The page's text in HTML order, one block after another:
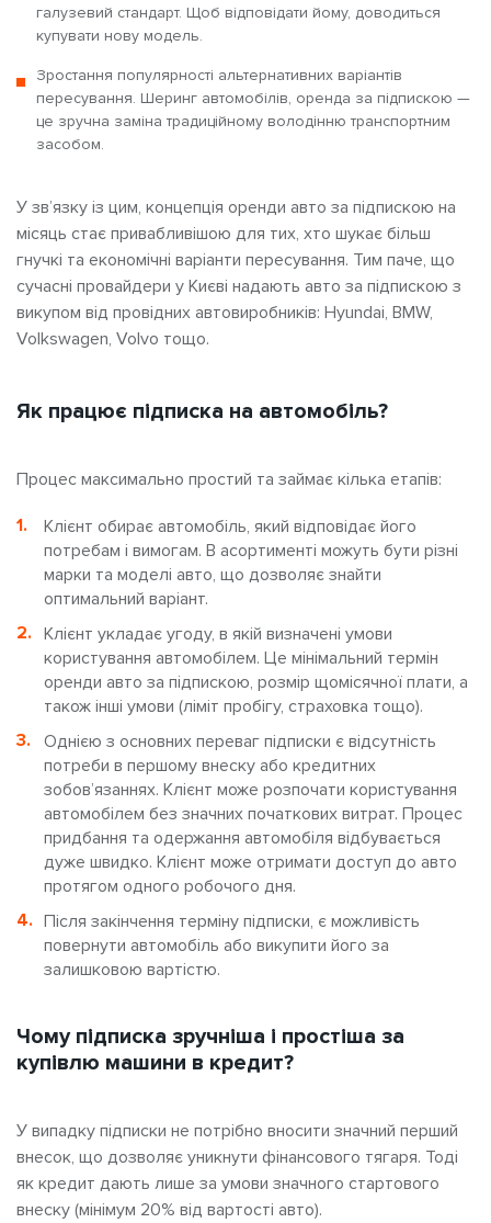
галузевий стандарт. Щоб відповідати йому, доводиться
купувати нову модель.
Зростання популярності альтернативних варіантів
пересування. Шеринг автомобілів, оренда за підпискою —
це зручна заміна традиційному володінню транспортним
засобом.
У зв’язку із цим, концепція оренди авто за підпискою на
місяць стає привабливішою для тих, хто шукає більш
гнучкі та економічні варіанти пересування. Тим паче, що
сучасні провайдери у Києві надають авто за підпискою з
викупом від провідних автовиробників: Hyundai, BMW,
Volkswagen, Volvo тощо.
Як працює підписка на автомобіль?
Процес максимально простий та займає кілька етапів:
Клієнт обирає автомобіль, який відповідає його
потребам і вимогам. В асортименті можуть бути різні
марки та моделі авто, що дозволяє знайти
оптимальний варіант.
Клієнт укладає угоду, в якій визначені умови
користування автомобілем. Це мінімальний термін
оренди авто за підпискою, розмір щомісячної плати, а
також інші умови (ліміт пробігу, страховка тощо).
Однією з основних переваг підписки є відсутність
потреби в першому внеску або кредитних
зобов’язаннях. Клієнт може розпочати користування
автомобілем без значних початкових витрат. Процес
придбання та одержання автомобіля відбувається
дуже швидко. Клієнт може отримати доступ до авто
протягом одного робочого дня.
Після закінчення терміну підписки, є можливість
повернути автомобіль або викупити його за
залишковою вартістю.
Чому підписка зручніша і простіша за
купівлю машини в кредит?
У випадку підписки не потрібно вносити значний перший
внесок, що дозволяє уникнути фінансового тягаря. Тоді
як кредит дають лише за умови значного стартового
внеску (мінімум 20% від вартості авто).